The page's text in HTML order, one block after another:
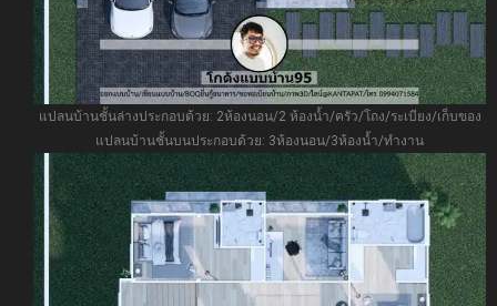
แปลนบ้านชั้นล่างประกอบด้วย: 2ห้องนอน/2 ห้องน้ำ/ครัว/โถง/ระเบียง/เก็บของ
แปลนบ้านชั้นบนประกอบด้วย: 3ห้องนอน/3ห้องน้ำ/ทำงาน